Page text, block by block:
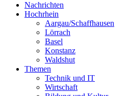
Nachrichten
Hochrhein
Aargau/Schaffhausen
Lörrach
Basel
Konstanz
Waldshut
Themen
Technik und IT
Wirtschaft